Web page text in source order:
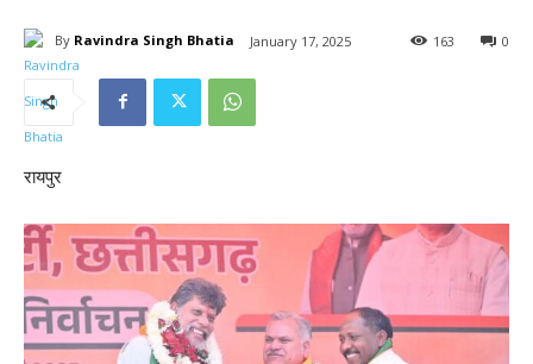
By Ravindra Singh Bhatia January 17, 2025 0
163
रायपुर